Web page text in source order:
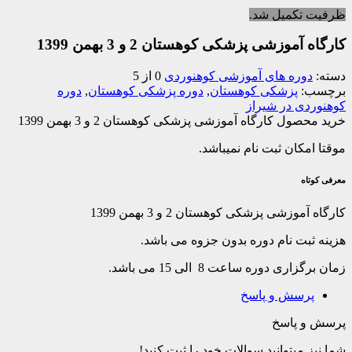
شد.
پزشکی کوهستان 2 و 3 بهمن 1399
های آموزشی کوهنوردی 0 از 5
پزشکی کوهستان ,دوره پزشکی کوهستان ,دوره
در شیراز
کارگاه آموزشی پزشکی کوهستان 2 و 3 بهمن 1399
ثبت نام نمیباشد.
پزشکی کوهستان 2 و 3 بهمن 1399
نام دوره بدون جزوه می باشد.
دوره ساعت 8 الی 15 می باشد.
و پاسخ
پاسخ